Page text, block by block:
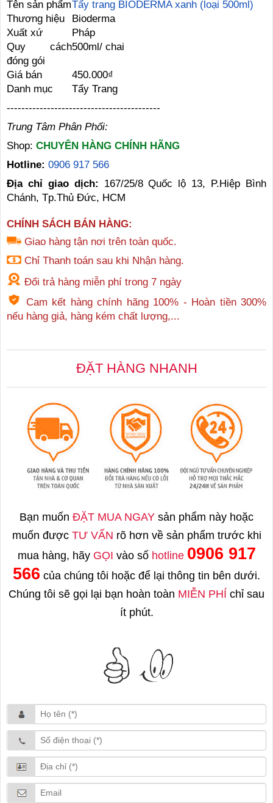
Tên sản phẩmTẩy trang BIODERMA xanh (loại 500ml)
Thương hiệu
Bioderma
Xuất xứ
Pháp
Quy cách
đóng gói
500ml/ chai
Giá bán
450.000₫
Danh mục
Tẩy Trang
------------------------------------------
Trung Tâm Phân Phối:
Shop: CHUYÊN HÀNG CHÍNH HÃNG
Hotline: 0906 917 566
Địa chỉ giao dịch: 167/25/8 Quốc lộ 13, P.Hiệp Bình
Chánh, Tp.Thủ Đức, HCM
CHÍNH SÁCH BÁN HÀNG:
Giao hàng tận nơi trên toàn quốc.
Chỉ Thanh toán sau khi Nhận hàng.
Đổi trả hàng miễn phí trong 7 ngày
Cam kết hàng chính hãng 100% - Hoàn tiền 300%
nếu hàng giả, hàng kém chất lượng,...
ĐẶT HÀNG NHANH
Bạn muốn ĐẶT MUA NGAY sản phẩm này hoặc
muốn được TƯ VẤN rõ hơn về sản phẩm trước khi
mua hàng, hãy GỌI vào số hotline 0906 917
566 của chúng tôi hoặc để lại thông tin bên dưới.
Chúng tôi sẽ gọi lại bạn hoàn toàn MIỄN PHÍ chỉ sau
ít phút.